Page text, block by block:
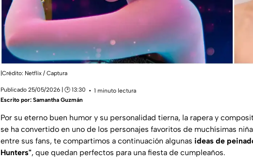
|Crédito: Netflix / Captura
Publicado 25/05/2026 | 🕑 13:30
1 minuto lectura
Escrito por: Samantha Guzmán
Por su eterno buen humor y su personalidad tierna, la rapera y
se ha convertido en uno de los personajes favoritos de muchísimas
entre sus fans, te compartimos a continuación algunas ideas de
Hunters", que quedan perfectos para una fiesta de cumpleaños.